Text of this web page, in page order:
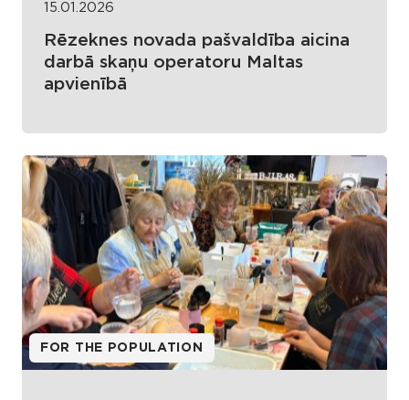
15.01.2026
Rēzeknes novada pašvaldība aicina
darbā skaņu operatoru Maltas
apvienībā
FOR THE POPULATION